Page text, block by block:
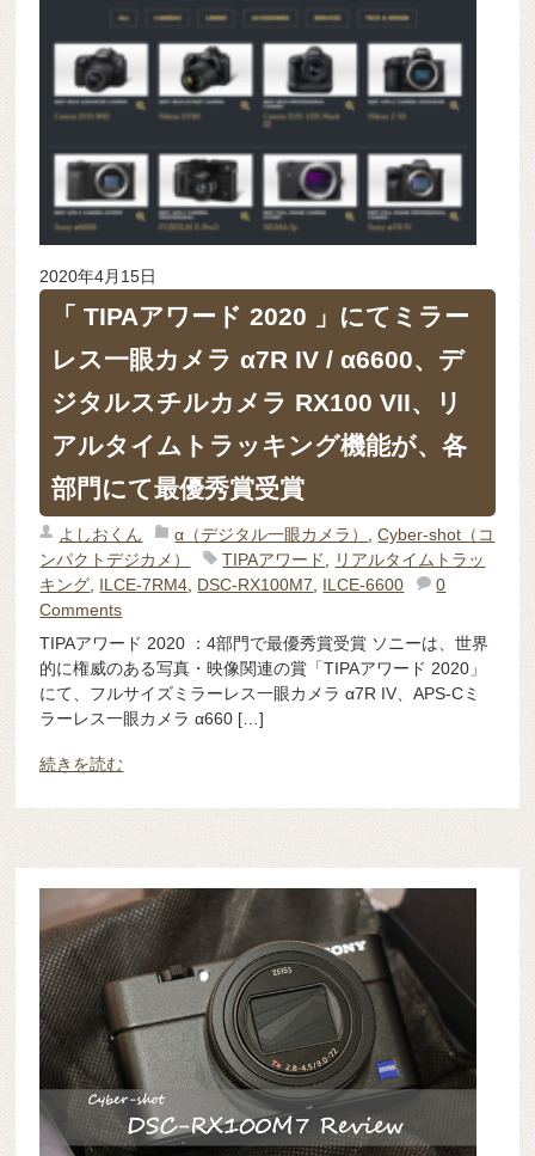
2020年4月15日
「 TIPAアワード 2020 」にてミラー
レス一眼カメラ α7R IV / α6600、デ
ジタルスチルカメラ RX100 VII、リ
アルタイムトラッキング機能が、各
部門にて最優秀賞受賞
よしおくん α（デジタル一眼カメラ） ,Cyber-shot（コ
ンパクトデジカメ）
TIPAアワード
リアルタイムトラッ
キング ILCE-7RM4 DSC-RX100M7 ILCE-6600
0
Comments
TIPAアワード 2020 ：4部門で最優秀賞受賞 ソニーは、世界
的に権威のある写真・映像関連の賞「TIPAアワード 2020」
にて、フルサイズミラーレス一眼カメラ α7R IV、APS-Cミ
ラーレス一眼カメラ α660 […]
続きを読む